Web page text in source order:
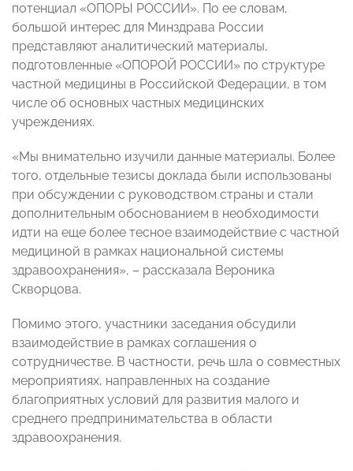
потенциал «ОПОРЫ РОССИИ». По ее словам,
большой интерес для Минздрава России
представляют аналитический материалы,
подготовленные «ОПОРОЙ РОССИИ» по структуре
частной медицины в Российской Федерации, в том
числе об основных частных медицинских
учреждениях.
«Мы внимательно изучили данные материалы. Более
того, отдельные тезисы доклада были использованы
при обсуждении с руководством страны и стали
дополнительным обоснованием в необходимости
идти на еще более тесное взаимодействие с частной
медициной в рамках национальной системы
здравоохранения», – рассказала Вероника
Скворцова.
Помимо этого, участники заседания обсудили
взаимодействие в рамках соглашения о
сотрудничестве. В частности, речь шла о совместных
мероприятиях, направленных на создание
благоприятных условий для развития малого и
среднего предпринимательства в области
здравоохранения.